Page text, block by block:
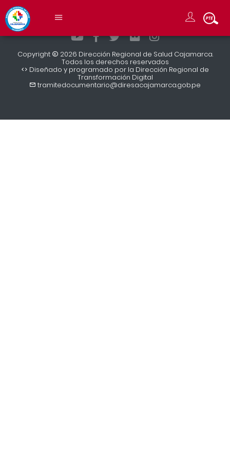
Copyright 2026 Dirección Regional de Salud Cajamarca.
Todos los derechos reservados
Diseñado y programado por la Dirección Regional de
Transformación Digital
tramitedocumentario@diresacajamarca.gob.pe